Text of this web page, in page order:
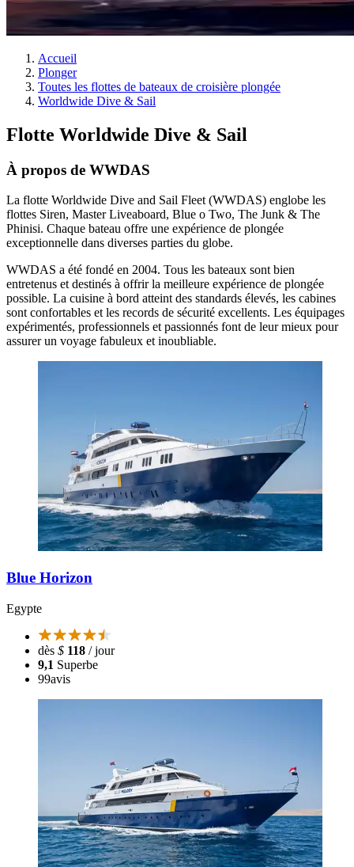
Accueil
Plonger
Toutes les flottes de bateaux de croisière plongée
Worldwide Dive & Sail
Flotte Worldwide Dive & Sail
À propos de WWDAS
La flotte Worldwide Dive and Sail Fleet (WWDAS) englobe les
flottes Siren, Master Liveaboard, Blue o Two, The Junk & The
Phinisi. Chaque bateau offre une expérience de plongée
exceptionnelle dans diverses parties du globe.
WWDAS a été fondé en 2004. Tous les bateaux sont bien
entretenus et destinés à offrir la meilleure expérience de plongée
possible. La cuisine à bord atteint des standards élevés, les cabines
sont confortables et les records de sécurité excellents. Les équipages
expérimentés, professionnels et passionnés font de leur mieux pour
assurer un voyage fabuleux et inoubliable.
Blue Horizon
Egypte
dès $ 118 / jour
9,1 Superbe
99avis